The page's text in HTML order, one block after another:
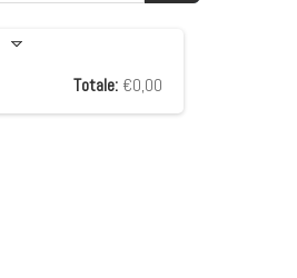
Totale: €0,00